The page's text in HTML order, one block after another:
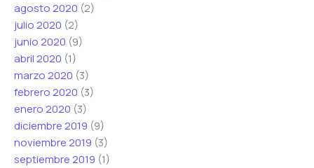
agosto 2020 (2)
julio 2020 (2)
junio 2020 (9)
abril 2020 (1)
marzo 2020 (3)
febrero 2020 (3)
enero 2020 (3)
diciembre 2019 (9)
noviembre 2019 (3)
septiembre 2019 (1)